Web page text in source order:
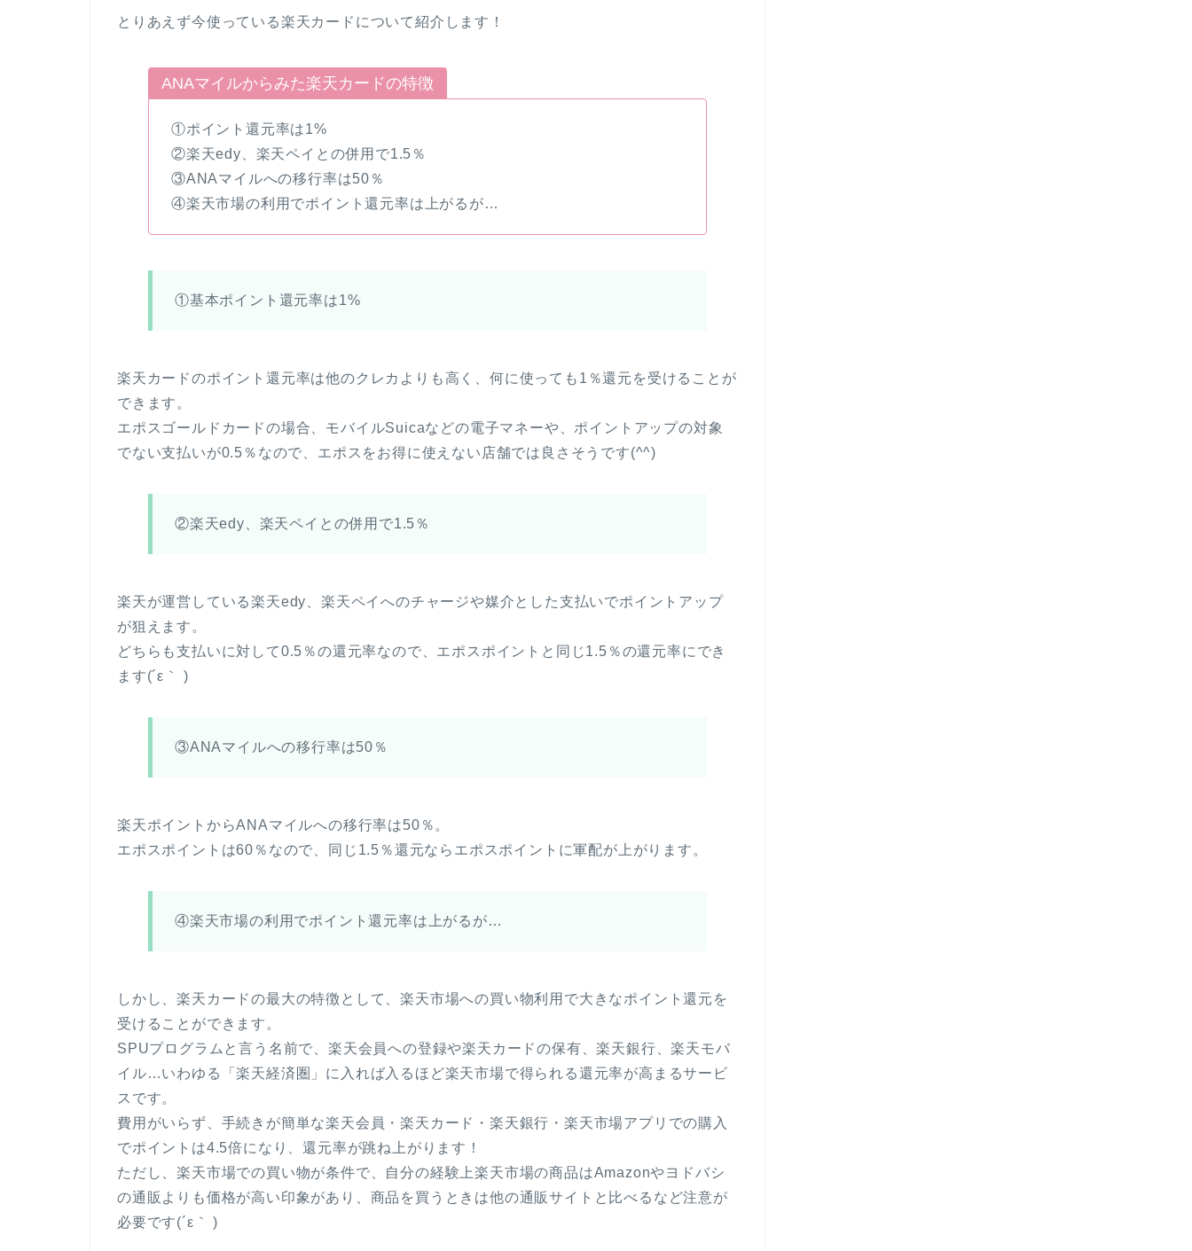
とりあえず今使っている楽天カードについて紹介します！
ANAマイルからみた楽天カードの特徴
①ポイント還元率は1%
②楽天edy、楽天ペイとの併用で1.5％
③ANAマイルへの移行率は50％
④楽天市場の利用でポイント還元率は上がるが…
①基本ポイント還元率は1%
楽天カードのポイント還元率は他のクレカよりも高く、何に使っても1％還元を受けることが
できます。
エポスゴールドカードの場合、モバイルSuicaなどの電子マネーや、ポイントアップの対象
でない支払いが0.5％なので、エポスをお得に使えない店舗では良さそうです(^^)
②楽天edy、楽天ペイとの併用で1.5％
楽天が運営している楽天edy、楽天ペイへのチャージや媒介とした支払いでポイントアップ
が狙えます。
どちらも支払いに対して0.5％の還元率なので、エポスポイントと同じ1.5％の還元率にでき
ます(´ε｀ )
③ANAマイルへの移行率は50％
楽天ポイントからANAマイルへの移行率は50％。
エポスポイントは60％なので、同じ1.5％還元ならエポスポイントに軍配が上がります。
④楽天市場の利用でポイント還元率は上がるが…
しかし、楽天カードの最大の特徴として、楽天市場への買い物利用で大きなポイント還元を
受けることができます。
SPUプログラムと言う名前で、楽天会員への登録や楽天カードの保有、楽天銀行、楽天モバ
イル…いわゆる「楽天経済圏」に入れば入るほど楽天市場で得られる還元率が高まるサービ
スです。
費用がいらず、手続きが簡単な楽天会員・楽天カード・楽天銀行・楽天市場アプリでの購入
でポイントは4.5倍になり、還元率が跳ね上がります！
ただし、楽天市場での買い物が条件で、自分の経験上楽天市場の商品はAmazonやヨドバシ
の通販よりも価格が高い印象があり、商品を買うときは他の通販サイトと比べるなど注意が
必要です(´ε｀ )